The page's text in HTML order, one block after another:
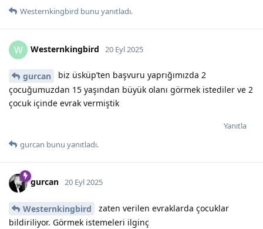
Westernkingbird bunu yanıtladı.
W Westernkingbird 20 Eyl 2025
gurcan
biz üsküp’ten başvuru yaprığımızda 2
çocuğumuzdan 15 yaşından büyük olanı görmek istediler ve 2
çocuk içinde evrak vermiştik
Yanıtla
gurcan bunu yanıtladı.
gurcan 20 Eyl 2025
Westernkingbird
zaten verilen evraklarda çocuklar
bildiriliyor. Görmek istemeleri ilginç